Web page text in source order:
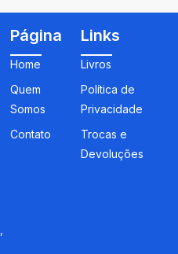
Página
Home
Quem
Somos
Contato
Links
Livros
Política de
Privacidade
Trocas e
Devoluções